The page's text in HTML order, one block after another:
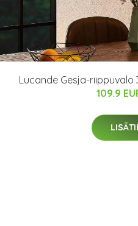
Lucande Gesja-
109.9